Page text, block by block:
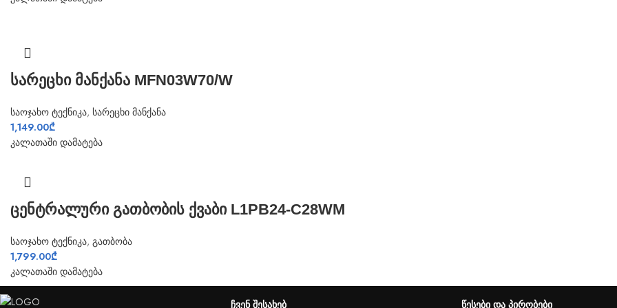
სარეცხი მანქანა MFN03W70/W
საოჯახო ტექნიკა, სარეცხი მანქანა
1,149.00₾
კალათაში დამატება
ცენტრალური გათბობის ქვაბი L1PB24-C28WM
საოჯახო ტექნიკა, გათბობა
1,799.00₾
კალათაში დამატება
ᲩᲕᲔᲜ ᲨᲔᲡᲐᲮᲔᲑ ᲬᲔᲡᲔᲑᲘ ᲓᲐ ᲞᲘᲠᲝᲑᲔᲑᲘ